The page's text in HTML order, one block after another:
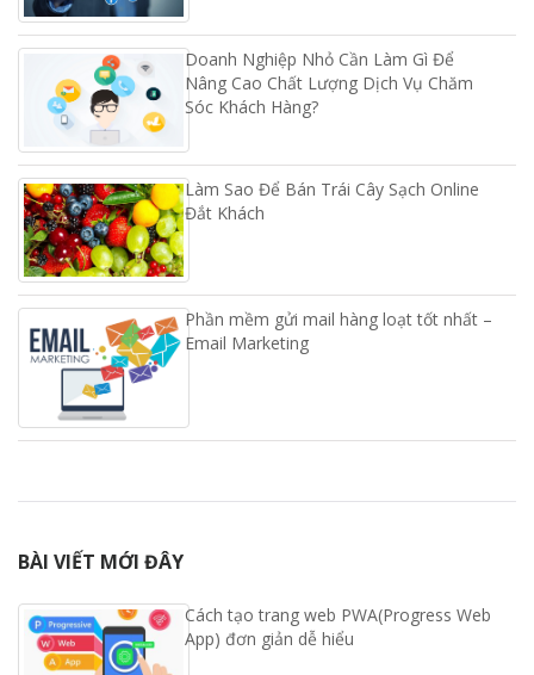
Doanh Nghiệp Nhỏ Cần Làm Gì Để
Nâng Cao Chất Lượng Dịch Vụ Chăm
Sóc Khách Hàng?
Làm Sao Để Bán Trái Cây Sạch Online
Đắt Khách
Phần mềm gửi mail hàng loạt tốt nhất –
Email Marketing
BÀI VIẾT MỚI ĐÂY
Cách tạo trang web PWA(Progress Web
App) đơn giản dễ hiểu